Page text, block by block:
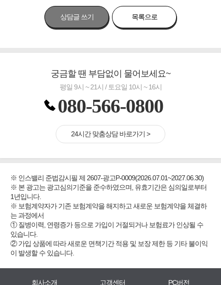
상담글 쓰기 목록으로
궁금할 땐 부담없이 물어보세요~
평일 9시 ~ 21시 / 토요일 10시 ~ 16시
080-566-0800
24시간 맞춤상담 바로가기 >
※ 인스밸리 준법감시필 제 2607-광고P-0009(2026.07.01~2027.06.30)
※ 본 광고는 광고심의기준을 준수하였으며, 유효기간은 심의일로부터
1년입니다.
※ 보험계약자가 기존 보험계약을 해지하고 새로운 보험계약을 체결하
는 과정에서
① 질병이력, 연령증가 등으로 가입이 거절되거나 보험료가 인상될 수
있습니다.
② 가입 상품에 따라 새로운 면책기간 적용 및 보장 제한 등 기타 불이익
이 발생할 수 있습니다.
회사소개 고객센터 PC버전